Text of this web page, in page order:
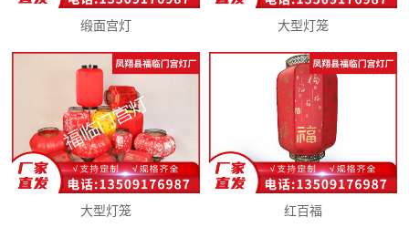
缎面宫灯 大型灯笼
大型灯笼 红百福